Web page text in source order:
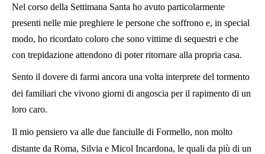
Nel corso della Settimana Santa ho avuto particolarmente
presenti nelle mie preghiere le persone che soffrono e, in special
modo, ho ricordato coloro che sono vittime di sequestri e che
con trepidazione attendono di poter ritornare alla propria casa.
Sento il dovere di farmi ancora una volta interprete del tormento
dei familiari che vivono giorni di angoscia per il rapimento di un
loro caro.
Il mio pensiero va alle due fanciulle di Formello, non molto
distante da Roma, Silvia e Micol Incardona, le quali da più di un